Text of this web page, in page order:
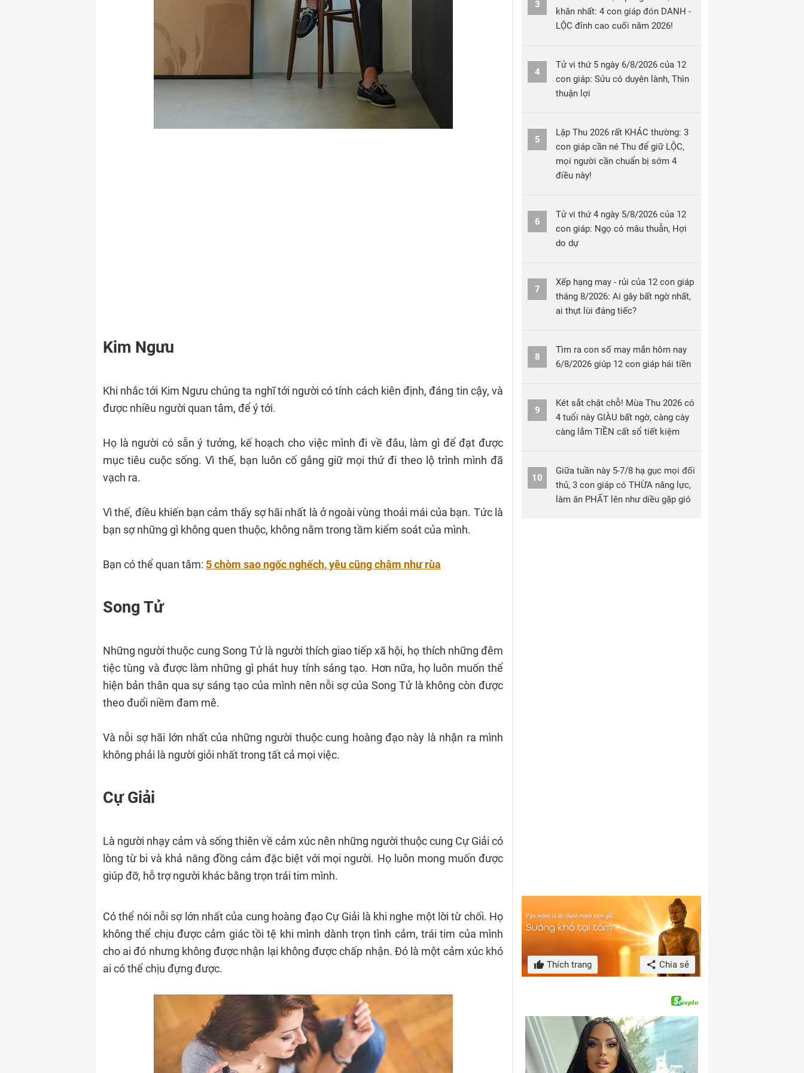
Kim Ngưu
Khi nhắc tới Kim Ngưu chúng ta nghĩ tới người có tính cách kiên định, đáng tin cậy, và
được nhiều người quan tâm, để ý tới.
Họ là người có sẵn ý tưởng, kế hoạch cho việc mình đi về đâu, làm gì để đạt được
mục tiêu cuộc sống. Vì thế, bạn luôn cố gắng giữ mọi thứ đi theo lộ trình mình đã
vạch ra.
Vì thế, điều khiến bạn cảm thấy sợ hãi nhất là ở ngoài vùng thoải mái của bạn. Tức là
bạn sợ những gì không quen thuộc, không nằm trong tầm kiểm soát của mình.
Bạn có thể quan tâm: 5 chòm sao ngốc nghếch, yêu cũng chậm như rùa
Song Tử
Những người thuộc cung Song Tử là người thích giao tiếp xã hội, họ thích những đêm
tiệc tùng và được làm những gì phát huy tính sáng tạo. Hơn nữa, họ luôn muốn thể
hiện bản thân qua sự sáng tạo của mình nên nỗi sợ của Song Tử là không còn được
theo đuổi niềm đam mê.
Và nỗi sợ hãi lớn nhất của những người thuộc cung hoàng đạo này là nhận ra mình
không phải là người giỏi nhất trong tất cả mọi việc.
Cự Giải
Là người nhạy cảm và sống thiên về cảm xúc nên những người thuộc cung Cự Giải có
lòng từ bi và khả năng đồng cảm đặc biệt với mọi người. Họ luôn mong muốn được
giúp đỡ, hỗ trợ người khác bằng trọn trái tim mình.
Có thể nói nỗi sợ lớn nhất của cung hoàng đạo Cự Giải là khi nghe một lời từ chối. Họ
không thể chịu được cảm giác tồi tệ khi mình dành trọn tình cảm, trái tim của mình
cho ai đó nhưng không được nhận lại không được chấp nhận. Đó là một cảm xúc khó
ai có thể chịu đựng được.
3
khăn nhất: 4 con giáp đón DANH -
LỘC đỉnh cao cuối năm 2026!
4
Tử vi thứ 5 ngày 6/8/2026 của 12
con giáp: Sửu có duyên lành, Thìn
thuận lợi
5
Lập Thu 2026 rất KHÁC thường: 3
con giáp cần né Thu để giữ LỘC,
mọi người cần chuẩn bị sớm 4
điều này!
6
Tử vi thứ 4 ngày 5/8/2026 của 12
con giáp: Ngọ có mâu thuẫn, Hợi
do dự
7
Xếp hạng may - rủi của 12 con giáp
tháng 8/2026: Ai gây bất ngờ nhất,
ai thụt lùi đáng tiếc?
8
Tìm ra con số may mắn hôm nay
6/8/2026 giúp 12 con giáp hái tiền
9
Két sắt chật chỗ! Mùa Thu 2026 có
4 tuổi này GIÀU bất ngờ, càng cày
càng lắm TIỀN cất sổ tiết kiệm
10
Giữa tuần này 5-7/8 hạ gục mọi đối
thủ, 3 con giáp có THỪA năng lực,
làm ăn PHẤT lên như diều gặp gió
Thích trang Chia sẻ